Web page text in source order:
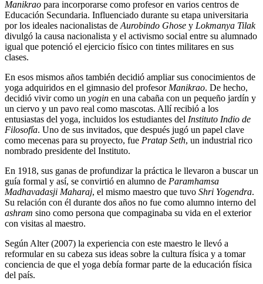
Manikrao para incorporarse como profesor en varios centros de
Educación Secundaria. Influenciado durante su etapa universitaria
por los ideales nacionalistas de Aurobindo Ghose y Lokmanya Tilak
divulgó la causa nacionalista y el activismo social entre su alumnado
igual que potenció el ejercicio físico con tintes militares en sus
clases.
En esos mismos años también decidió ampliar sus conocimientos de
yoga adquiridos en el gimnasio del profesor Manikrao. De hecho,
decidió vivir como un yogin en una cabaña con un pequeño jardín y
un ciervo y un pavo real como mascotas. Allí recibió a los
entusiastas del yoga, incluidos los estudiantes del Instituto Indio de
Filosofía. Uno de sus invitados, que después jugó un papel clave
como mecenas para su proyecto, fue Pratap Seth, un industrial rico
nombrado presidente del Instituto.
En 1918, sus ganas de profundizar la práctica le llevaron a buscar un
guía formal y así, se convirtió en alumno de Paramhamsa
Madhavadasji Maharaj, el mismo maestro que tuvo Shri Yogendra.
Su relación con él durante dos años no fue como alumno interno del
ashram sino como persona que compaginaba su vida en el exterior
con visitas al maestro.
Según Alter (2007) la experiencia con este maestro le llevó a
reformular en su cabeza sus ideas sobre la cultura física y a tomar
conciencia de que el yoga debía formar parte de la educación física
del país.